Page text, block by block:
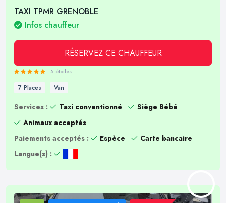
TAXI TPMR GRENOBLE
Infos chauffeur
RÉSERVEZ CE CHAUFFEUR
5 étoiles
7 Places Van
Services : Taxi conventionné
Siège Bébé
Animaux acceptés
Paiements acceptés :
Espèce
Carte bancaire
Langue(s) :